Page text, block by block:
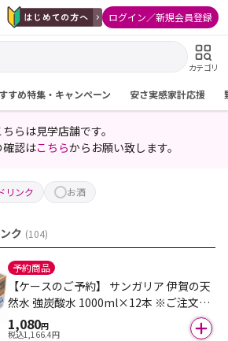
ログイン／新規会員登録
カテゴリ
すめ特集・キャンペーン 安さ実感家計応援
ちらは見学店舗です。
確認はこちらからお願い致します。
リンク お酒
ク (104)
予約商品
【ケースのご予約】 サンガリア 伊賀の天
然水 強炭酸水 1000ml×12本 ※ご注文日
から6日後以降のお届けとなります。
1,080円
税込1,166.4円